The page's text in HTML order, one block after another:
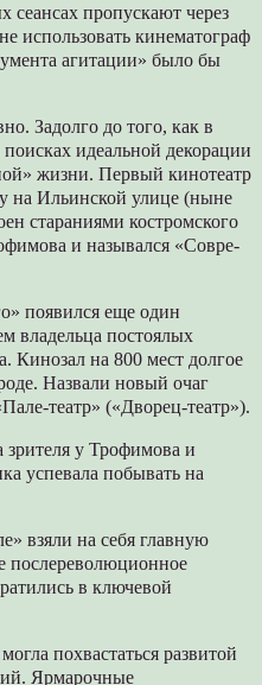
сеансах про­пускают через
использовать кинематограф
агитации» было бы
Задолго до того, как в
идеальной декорации
жизни. Первый кинотеатр
на Ильинской улице (ныне
стараниями костромского
и назывался «Совре­
появил­ся еще один
владельца постоялых
Кинозал на 800 мест долгое
Назвали новый очаг
театр» («Дворец-театр»).
зрителя у Трофимова и
успевала побывать на
взяли на себя главную
послереволюционное
в ключевой
по­хвастаться развитой
Ярмарочные